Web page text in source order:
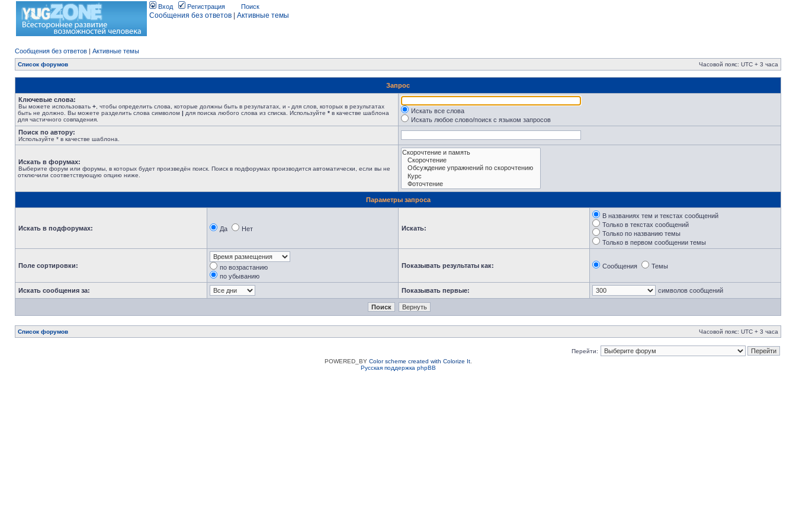
Вход Регистрация Поиск
Сообщения без ответов Активные темы
Сообщения без ответов | Активные темы
Список форумов Часовой пояс: UTC + 3 часа
Запрос
Ключевые слова:
Вы можете использовать + , чтобы определить слова, которые должны быть в результатах, и - для слов, которых в результатах
быть не должно. Вы можете разделить слова символом | для поиска любого слова из списка. Используйте * в качестве шаблона
для частичного совпадения.
Искать все слова
Искать любое слово/поиск с языком запросов
Поиск по автору:
Используйте * в качестве шаблона.
Искать в форумах:
Выберите форум или форумы, в которых будет произведён поиск. Поиск в подфорумах производится автоматически, если вы не
отключили соответствующую опцию ниже.
Параметры запроса
Искать в подфорумах: Да Нет Искать:
В названиях тем и текстах сообщений
Только в текстах сообщений
Только по названию темы
Только в первом сообщении темы
Поле сортировки:
по возрастанию
по убыванию
Показывать результаты как: Сообщения Темы
Искать сообщения за: Показывать первые: символов сообщений
Список форумов Часовой пояс: UTC + 3 часа
Перейти:
POWERED_BY Color scheme created with Colorize It.
Русская поддержка phpBB